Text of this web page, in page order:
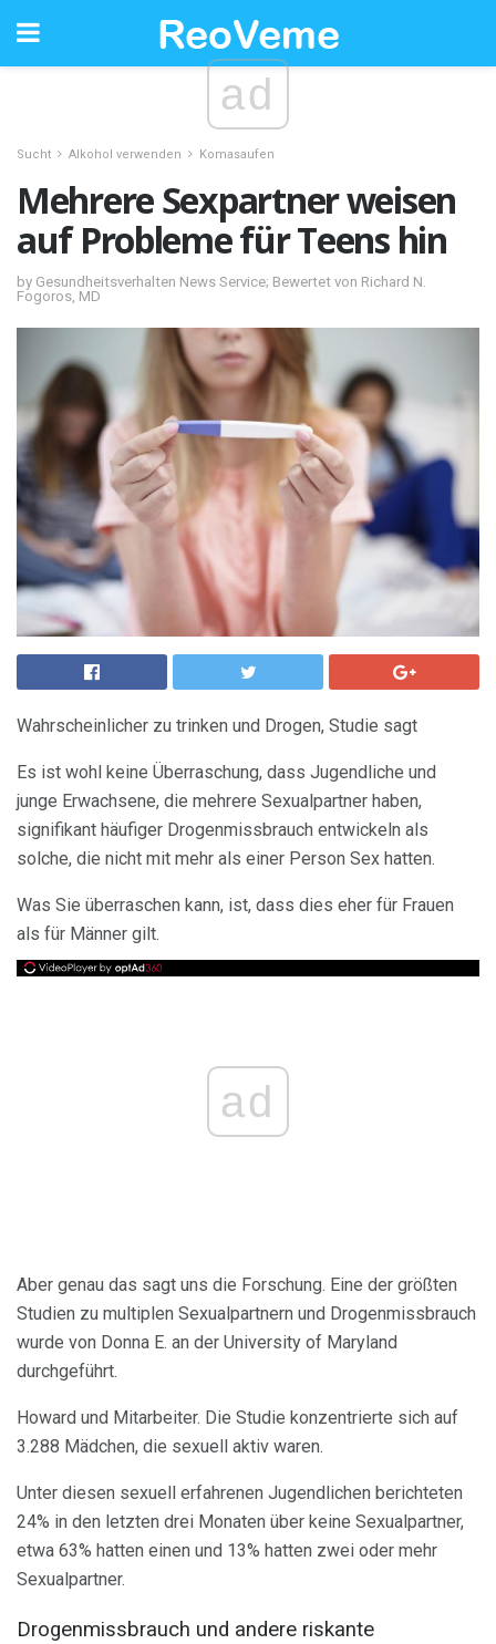
ad
Sucht Alkohol verwenden Komasaufen
Mehrere Sexpartner weisen
auf Probleme für Teens hin
by Gesundheitsverhalten News Service; Bewertet von Richard N.
Fogoros, MD
Wahrscheinlicher zu trinken und Drogen, Studie sagt
Es ist wohl keine Überraschung, dass Jugendliche und
junge Erwachsene, die mehrere Sexualpartner haben,
signifikant häufiger Drogenmissbrauch entwickeln als
solche, die nicht mit mehr als einer Person Sex hatten.
Was Sie überraschen kann, ist, dass dies eher für Frauen
als für Männer gilt.
ad
Aber genau das sagt uns die Forschung. Eine der größten
Studien zu multiplen Sexualpartnern und Drogenmissbrauch
wurde von Donna E. an der University of Maryland
durchgeführt.
Howard und Mitarbeiter. Die Studie konzentrierte sich auf
3.288 Mädchen, die sexuell aktiv waren.
Unter diesen sexuell erfahrenen Jugendlichen berichteten
24% in den letzten drei Monaten über keine Sexualpartner,
etwa 63% hatten einen und 13% hatten zwei oder mehr
Sexualpartner.
Drogenmissbrauch und andere riskante